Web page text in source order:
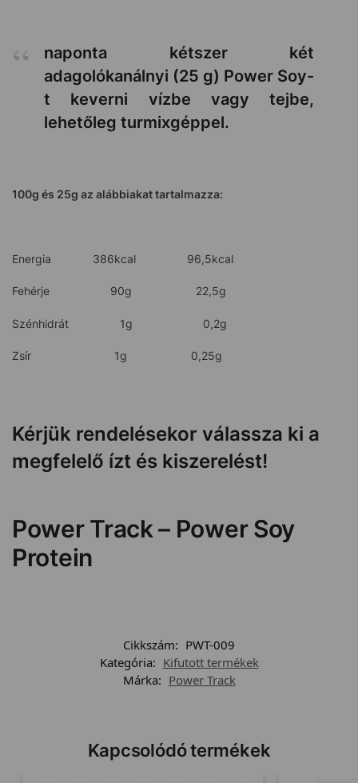
naponta kétszer két
adagolókanálnyi (25 g) Power Soy-
t keverni vízbe vagy tejbe,
lehetőleg turmixgéppel.
100g és 25g az alábbiakat tartalmazza:
Energia 386kcal 96,5kcal
Fehérje 90g 22,5g
Szénhidrát 1g 0,2g
Zsír 1g 0,25g
Kérjük rendelésekor válassza ki a
megfelelő ízt és kiszerelést!
Power Track – Power Soy
Protein
Cikkszám: PWT-009
Kategória: Kifutott termékek
Márka: Power Track
Kapcsolódó termékek